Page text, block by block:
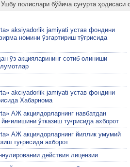
Ушбу полислари бўйича суғурта
aksiyadorlik jamiyati устав фондини
номини ўзгартириш тўғрисида
ўз акцияларининг сотиб олиниши
akciyadorlik jamiyati устав фондини
Хабарнома
АЖ акциядорларнинг навбатдан
ўтказиш туғрисида ахборот
АЖ акциядорларнинг йиллик умумий
туғрисида ахборот
действия лицензии